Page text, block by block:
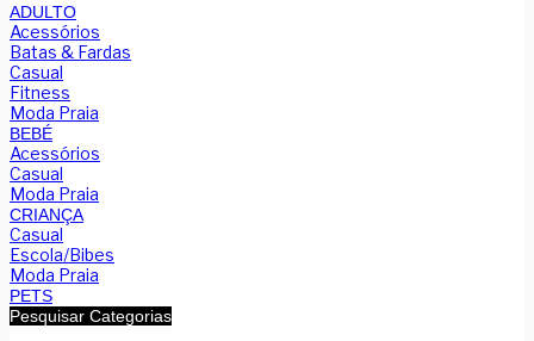
ADULTO
Acessórios
Batas & Fardas
Casual
Fitness
Moda Praia
BEBÉ
Acessórios
Casual
Moda Praia
CRIANÇA
Casual
Escola/Bibes
Moda Praia
PETS
Pesquisar Categorias